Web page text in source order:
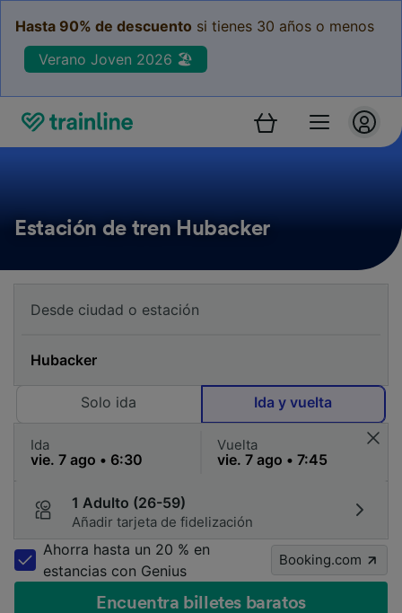
Hasta 90% de descuento si tienes 30 años o menos
Verano Joven 2026 🏖️
Estación de tren Hubacker
Solo ida Ida y vuelta
Ida Vuelta
1 Adulto (26-59)
Añadir tarjeta de fidelización
Ahorra hasta un 20 % en
estancias con Genius
Booking.com
Encuentra billetes baratos